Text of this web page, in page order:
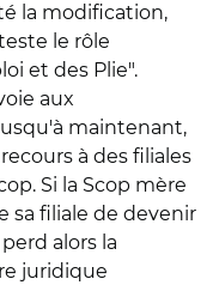
la modification,
le rôle
et des Plie".
aux
maintenant,
à des filiales
Si la Scop mère
sa filiale de devenir
alors la
juridique